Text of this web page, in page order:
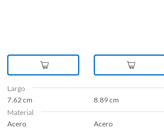
Largo
7.62 cm
8.89 cm
Material
Acero
Acero